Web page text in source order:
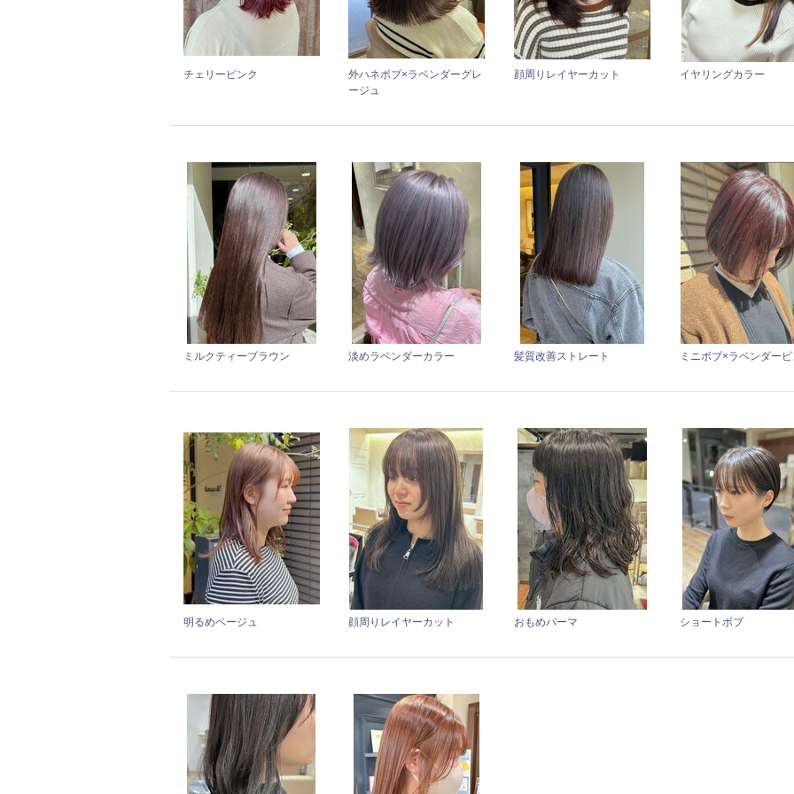
チェリーピンク
外ハネボブ×ラベンダーグレ
ージュ
顔周りレイヤーカット イヤリングカラー
ミルクティーブラウン 淡めラベンダーカラー 髪質改善ストレート ミニボブ×ラベンダー
明るめベージュ 顔周りレイヤーカット おもめパーマ ショートボブ